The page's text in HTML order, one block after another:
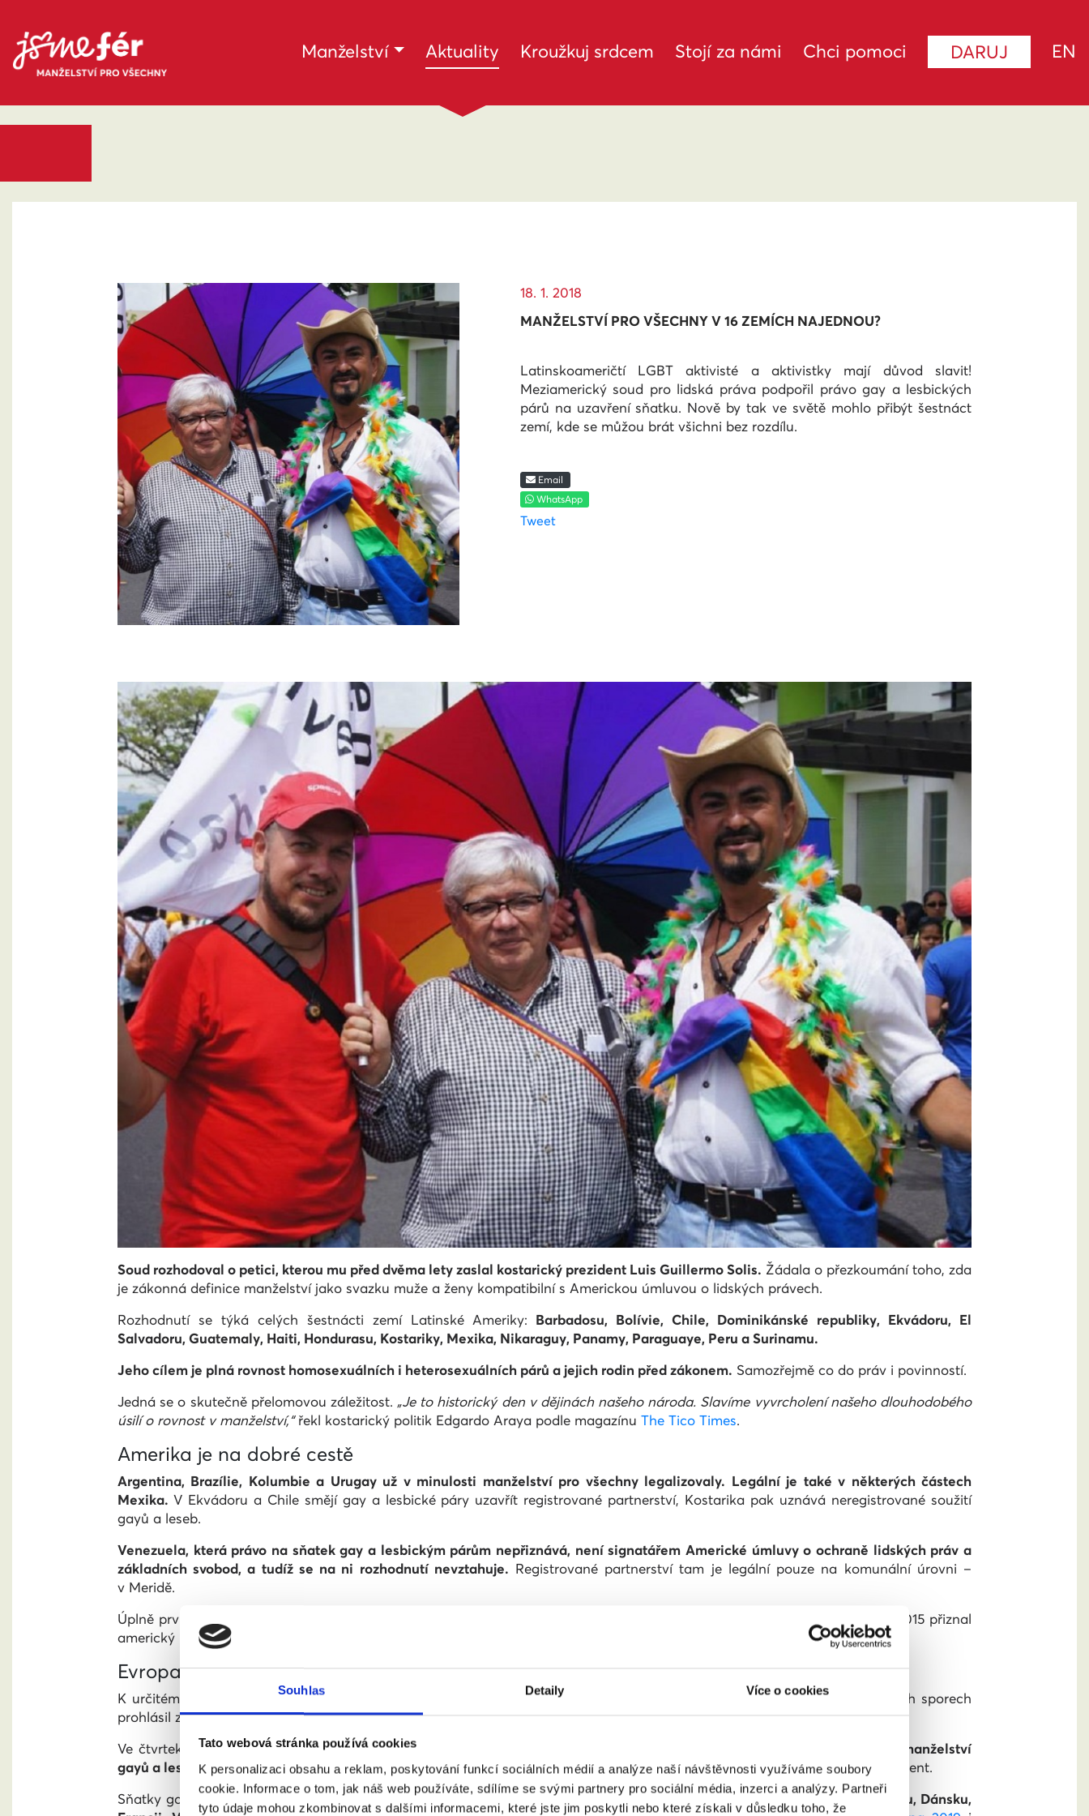
Souhlas Detaily Více o cookies
Tato webová stránka používá cookies
K personalizaci obsahu a reklam, poskytování funkcí sociálních médií a analýze naší návštěvnosti využíváme soubory
cookie. Informace o tom, jak náš web používáte, sdílíme se svými partnery pro sociální média, inzerci a analýzy. Partneři
tyto údaje mohou zkombinovat s dalšími informacemi, které jste jim poskytli nebo které získali v důsledku toho, že
Manželství Aktuality (current)
Kroužkuj srdcem Stojí za námi Chci pomoci DARUJ EN
18. 1. 2018
MANŽELSTVÍ PRO VŠECHNY V 16 ZEMÍCH NAJEDNOU?
Latinskoameričtí LGBT aktivisté a aktivistky mají důvod slavit!
Meziamerický soud pro lidská práva podpořil právo gay a lesbických
párů na uzavření sňatku. Nově by tak ve světě mohlo přibýt šestnáct
zemí, kde se můžou brát všichni bez rozdílu.
Email
WhatsApp
Tweet
Soud rozhodoval o petici, kterou mu před dvěma lety zaslal kostarický prezident Luis Guillermo Solis. Žádala o přezkoumání toho, zda
je zákonná definice manželství jako svazku muže a ženy kompatibilní s Americkou úmluvou o lidských právech.
Rozhodnutí se týká celých šestnácti zemí Latinské Ameriky: Barbadosu, Bolívie, Chile, Dominikánské republiky, Ekvádoru, El
Salvadoru, Guatemaly, Haiti, Hondurasu, Kostariky, Mexika, Nikaraguy, Panamy, Paraguaye, Peru a Surinamu.
Jeho cílem je plná rovnost homosexuálních i heterosexuálních párů a jejich rodin před zákonem. Samozřejmě co do práv i povinností.
Jedná se o skutečně přelomovou záležitost.„Je to historický den v dějinách našeho národa. Slavíme vyvrcholení našeho dlouhodobého
úsilí o rovnost v manželství,“řekl kostarický politik Edgardo Araya podle magazínu The Tico Times.
Amerika je na dobré cestě
Argentina, Brazílie, Kolumbie a Urugay už v minulosti manželství pro všechny legalizovaly. Legální je také v některých částech
Mexika. V Ekvádoru a Chile smějí gay a lesbické páry uzavřít registrované partnerství, Kostarika pak uznává neregistrované soužití
gayů a leseb.
Venezuela, která právo na sňatek gay a lesbickým párům nepřiznává, není signatářem Americké úmluvy o ochraně lidských práv a
základních svobod, a tudíž se na ni rozhodnutí nevztahuje. Registrované partnerství tam je legální pouze na komunální úrovni –
v Meridě.
Úplně první zemí amerického kontinentu, která legalizovala sňatky pro gaye a lesby, byla v roce 2005 Kanada. V červnu 2015 přiznal
americký Nejvyšší soud gay a lesbickým párům ústavní právo na sňatek ve všech padesáti státech USA.
Evropa nezůstává pozadu
K určitému posunu dochází i na evropském kontinentu – i přesto, že se Evropský soud pro lidská práva ve dvou soudních sporech
prohlásil za nepříslušný zasahovat do rodinného práva smluvních zemí Rady Evropy.
Ve čtvrtek 11. ledna ovšemgenerální advokát Soudního dvora EU vydal doporučení, aby všechny členské země uznávaly manželství
gayů a leseb uzavřené v zahraničí ; důvodem má být respekt k volnému pohybu osob. Informoval o tom britský The Independent.
Sňatky gayů a leseb jsou momentálně legální ve čtrnácti zemích EU: v Nizozemsku, Belgii, Španělsku, Švédsku, Portugalsku, Dánsku,